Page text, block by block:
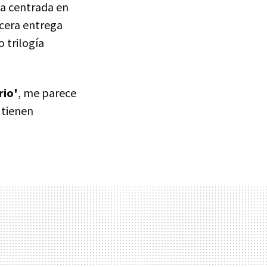
centrada en
entrega
trilogía
, me parece